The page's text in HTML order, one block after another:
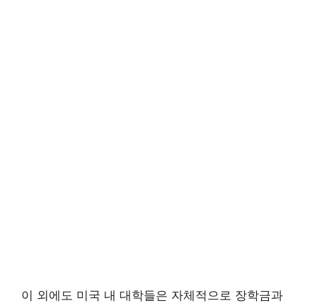
이 외에도 미국 내 대학들은 자체적으로 장학금과